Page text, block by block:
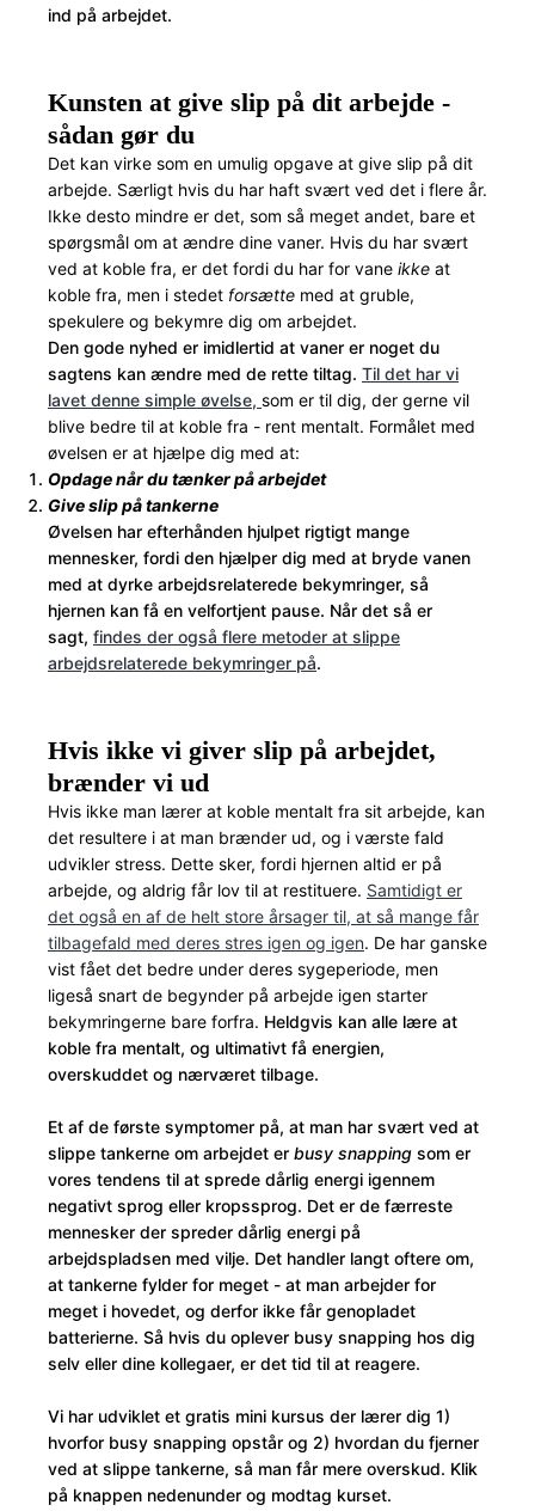
ind på arbejdet.
Kunsten at give slip på dit arbejde -
sådan gør du
Det kan virke som en umulig opgave at give slip på dit
arbejde. Særligt hvis du har haft svært ved det i flere år.
Ikke desto mindre er det, som så meget andet, bare et
spørgsmål om at ændre dine vaner. Hvis du har svært
ved at koble fra, er det fordi du har for vane ikke at
koble fra, men i stedet forsætte med at gruble,
spekulere og bekymre dig om arbejdet.
Den gode nyhed er imidlertid at vaner er noget du
sagtens kan ændre med de rette tiltag. Til det har vi
lavet denne simple øvelse, som er til dig, der gerne vil
blive bedre til at koble fra - rent mentalt. Formålet med
øvelsen er at hjælpe dig med at:
Opdage når du tænker på arbejdet
Give slip på tankerne
Øvelsen har efterhånden hjulpet rigtigt mange
mennesker, fordi den hjælper dig med at bryde vanen
med at dyrke arbejdsrelaterede bekymringer, så
hjernen kan få en velfortjent pause. Når det så er
sagt, findes der også flere metoder at slippe
arbejdsrelaterede bekymringer på.
Hvis ikke vi giver slip på arbejdet,
brænder vi ud
Hvis ikke man lærer at koble mentalt fra sit arbejde, kan
det resultere i at man brænder ud, og i værste fald
udvikler stress. Dette sker, fordi hjernen altid er på
arbejde, og aldrig får lov til at restituere. Samtidigt er
det også en af de helt store årsager til, at så mange får
tilbagefald med deres stres igen og igen. De har ganske
vist fået det bedre under deres sygeperiode, men
ligeså snart de begynder på arbejde igen starter
bekymringerne bare forfra. Heldgvis kan alle lære at
koble fra mentalt, og ultimativt få energien,
overskuddet og nærværet tilbage.
Et af de første symptomer på, at man har svært ved at
slippe tankerne om arbejdet er busy snapping som er
vores tendens til at sprede dårlig energi igennem
negativt sprog eller kropssprog. Det er de færreste
mennesker der spreder dårlig energi på
arbejdspladsen med vilje. Det handler langt oftere om,
at tankerne fylder for meget - at man arbejder for
meget i hovedet, og derfor ikke får genopladet
batterierne. Så hvis du oplever busy snapping hos dig
selv eller dine kollegaer, er det tid til at reagere.
Vi har udviklet et gratis mini kursus der lærer dig 1)
hvorfor busy snapping opstår og 2) hvordan du fjerner
ved at slippe tankerne, så man får mere overskud. Klik
på knappen nedenunder og modtag kurset.